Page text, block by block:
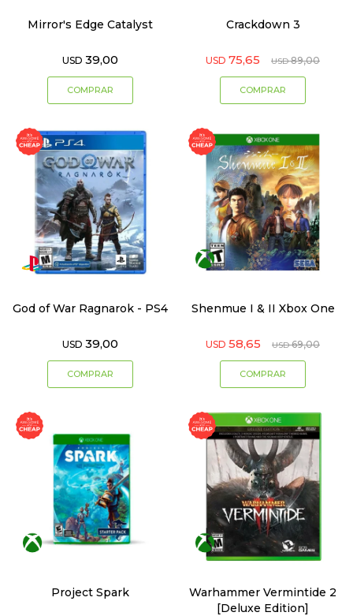
Mirror's Edge Catalyst
USD 39,00
Crackdown 3
USD 75,65 USD 89,00
God of War Ragnarok - PS4
USD 39,00
Shenmue I & II Xbox One
USD 58,65 USD 69,00
Project Spark
Warhammer Vermintide 2
[Deluxe Edition]